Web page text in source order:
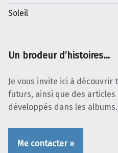
Soleil
Un brodeur d’histoires…
Je vous invite ici à découvrir
futurs, ainsi que des
développés dans les
Me contacter »